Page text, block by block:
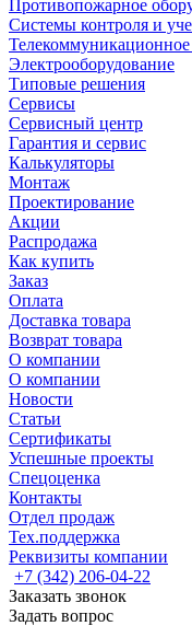
Противопожарное
Системы контроля и
Электрооборудование
Типовые решения
Сервисы
Сервисный центр
Гарантия и сервис
Калькуляторы
Монтаж
Проектирование
Акции
Распродажа
Как купить
Заказ
Оплата
Доставка товара
Возврат товара
О компании
О компании
Новости
Статьи
Сертификаты
Успешные проекты
Спецоценка
Контакты
Отдел продаж
Тех.поддержка
Реквизиты компании
+7 (342) 206-04-22
Заказать звонок
Задать вопрос